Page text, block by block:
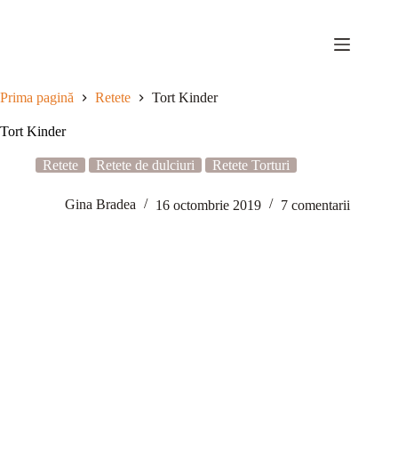
Prima pagină Retete Tort Kinder
Tort Kinder
Retete Retete de dulciuri Retete Torturi
Gina Bradea 16 octombrie 2019 7 comentarii